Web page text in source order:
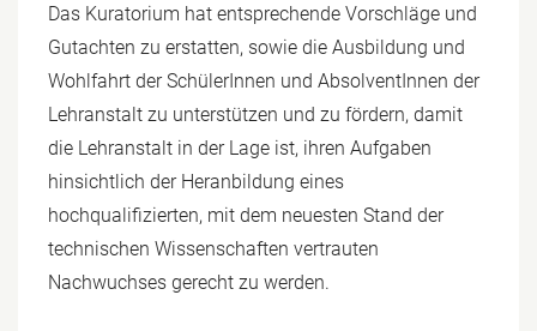
Das Kuratorium hat entsprechende Vorschläge und
Gutachten zu erstatten, sowie die Ausbildung und
Wohlfahrt der SchülerInnen und AbsolventInnen der
Lehranstalt zu unterstützen und zu fördern, damit
die Lehranstalt in der Lage ist, ihren Aufgaben
hinsichtlich der Heranbildung eines
hochqualifizierten, mit dem neuesten Stand der
technischen Wissenschaften vertrauten
Nachwuchses gerecht zu werden.